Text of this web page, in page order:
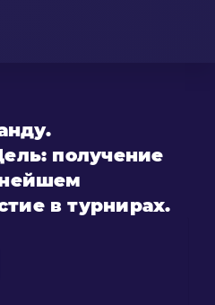
получение
в турнирах.